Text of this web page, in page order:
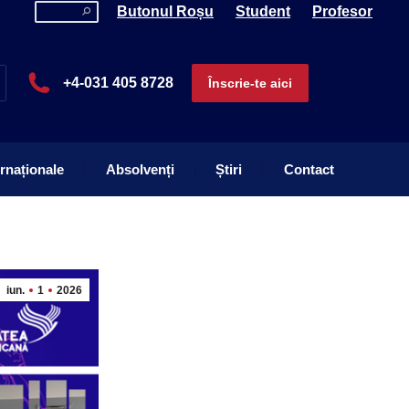
Search: Butonul Roșu Student Profesor
+4-031 405 8728 Înscrie-te aici
Absolvenți Știri Contact
iun. 1 2026